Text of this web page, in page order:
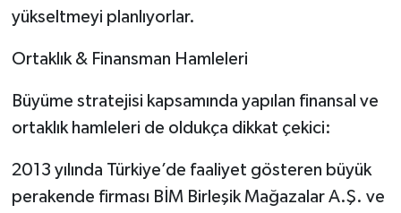
yükseltmeyi planlıyorlar.
Ortaklık & Finansman Hamleleri
Büyüme stratejisi kapsamında yapılan finansal ve
ortaklık hamleleri de oldukça dikkat çekici:
2013 yılında Türkiye’de faaliyet gösteren büyük
perakende firması BİM Birleşik Mağazalar A.Ş. ve